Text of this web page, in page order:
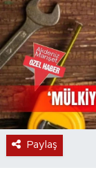
Paylaş
Spor
Turizm